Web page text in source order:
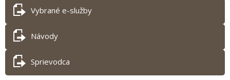
Vybrané e-služby
Návody
Sprievodca